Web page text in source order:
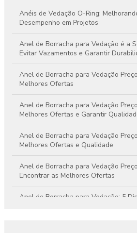
Anéis de Vedação O-Ring:
Desempenho em Projetos
Anel de Borracha para Vedação é a
Evitar Vazamentos e Garantir
Anel de Borracha para Vedação
Melhores Ofertas
Anel de Borracha para Vedação
Melhores Ofertas e Garantir
Anel de Borracha para Vedação
Melhores Ofertas e Qualidade
Anel de Borracha para Vedação
Encontrar as Melhores Ofertas
Anel de Borracha para Vedação: 5